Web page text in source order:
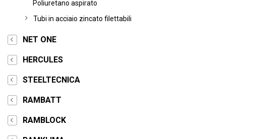
Poliuretano aspirato
Tubi in acciaio zincato filettabili
NET ONE
HERCULES
STEELTECNICA
RAMBATT
RAMBLOCK